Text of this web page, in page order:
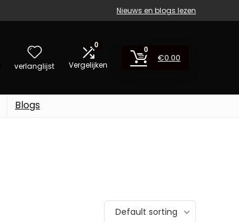
Nieuws en blogs lezen
verlanglijst
0
Vergelijken
0
€0.00
Blogs
Default sorting